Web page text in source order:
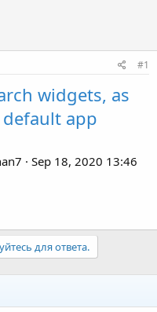
#1
widgets, as
app
· Sep 18, 2020 13:46
для ответа.